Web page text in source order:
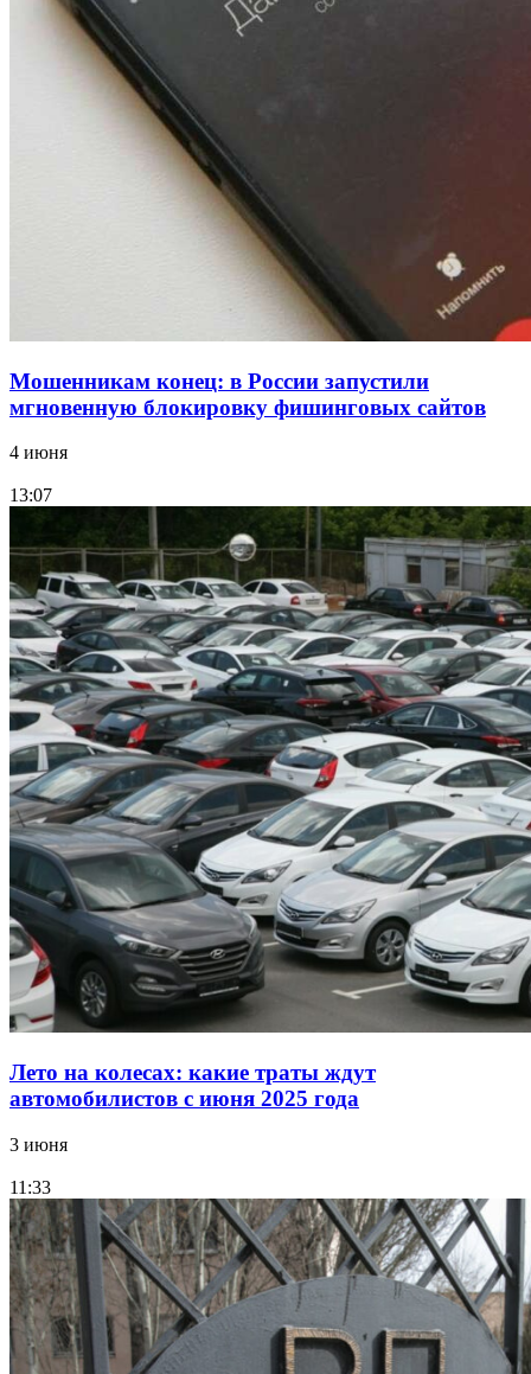
Сладкий праздник в Волгограде: в Центральном
парке прошёл фестиваль „Арбузный переполох“
Волгоградские компании нарастили экспорт:
заключены контракты на 3,6 млн долларов
Мошенникам конец: в России запустили
мгновенную блокировку фишинговых сайтов
4 июня
13:07
Лето на колесах: какие траты ждут
автомобилистов с июня 2025 года
3 июня
11:33